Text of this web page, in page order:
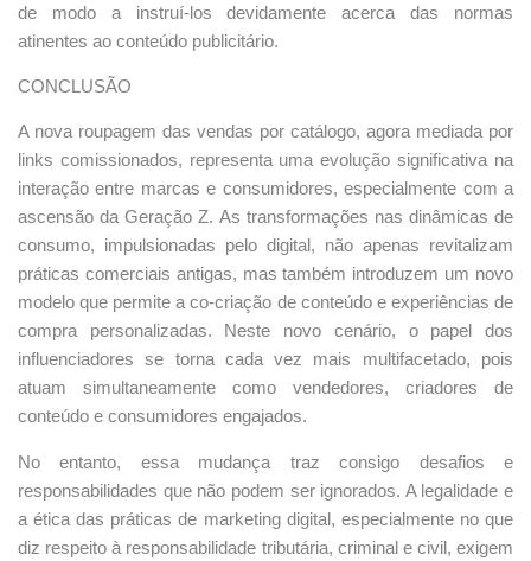
de modo a instruí-los devidamente acerca das normas
atinentes ao conteúdo publicitário.
CONCLUSÃO
A nova roupagem das vendas por catálogo, agora mediada por
links comissionados, representa uma evolução significativa na
interação entre marcas e consumidores, especialmente com a
ascensão da Geração Z. As transformações nas dinâmicas de
consumo, impulsionadas pelo digital, não apenas revitalizam
práticas comerciais antigas, mas também introduzem um novo
modelo que permite a co-criação de conteúdo e experiências de
compra personalizadas. Neste novo cenário, o papel dos
influenciadores se torna cada vez mais multifacetado, pois
atuam simultaneamente como vendedores, criadores de
conteúdo e consumidores engajados.
No entanto, essa mudança traz consigo desafios e
responsabilidades que não podem ser ignorados. A legalidade e
a ética das práticas de marketing digital, especialmente no que
diz respeito à responsabilidade tributária, criminal e civil, exigem